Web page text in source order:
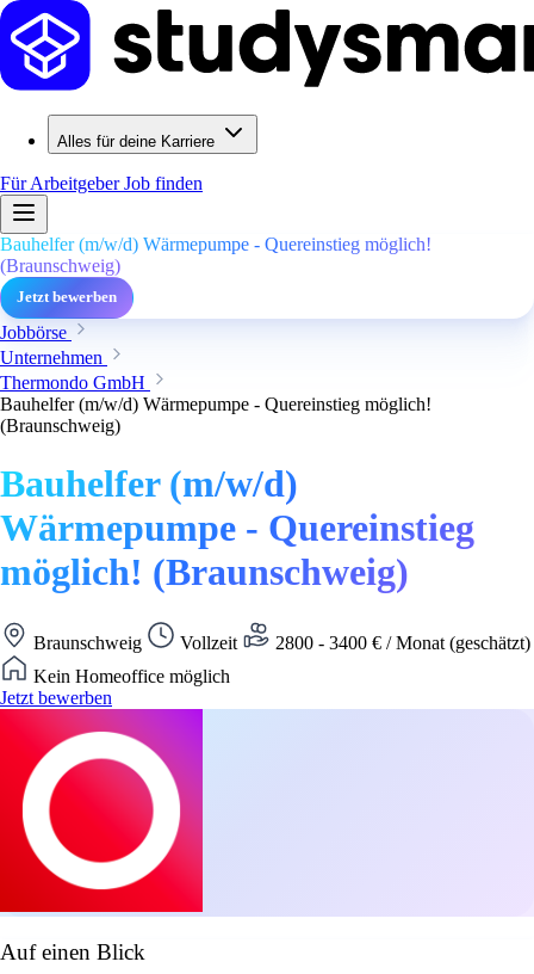
Alles für deine Karriere
Für ArbeitgeberJob finden
Bauhelfer (m/w/d) Wärmepumpe - Quereinstieg möglich!
(Braunschweig)
Jetzt bewerben
Jobbörse
Unternehmen
Thermondo GmbH
Bauhelfer (m/w/d) Wärmepumpe - Quereinstieg möglich!
(Braunschweig)
Bauhelfer (m/w/d)
Wärmepumpe - Quereinstieg
möglich! (Braunschweig)
Braunschweig Vollzeit
2800 - 3400 € / Monat (geschätzt)
Kein Homeoffice möglich
Jetzt bewerben
Auf einen Blick